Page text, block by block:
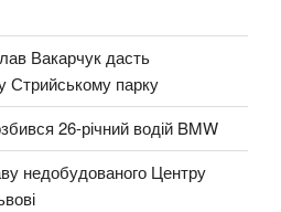
Вакарчук дасть
Стрийському парку
26-річний водій BMW
недобудованого Центру